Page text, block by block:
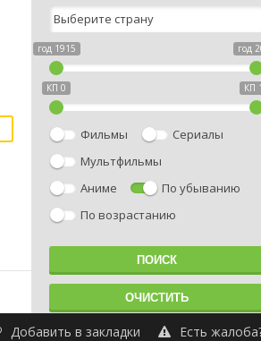
год 1915 год
КП 0 КП
Фильмы
Сериалы
Мультфильмы
Аниме
По убыванию
По возрастанию
Добавить в закладки Есть